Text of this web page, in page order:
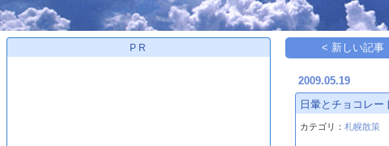
PR < 新しい記事
2009.05.19
日暈とチョコレー
カテゴリ：札幌散策